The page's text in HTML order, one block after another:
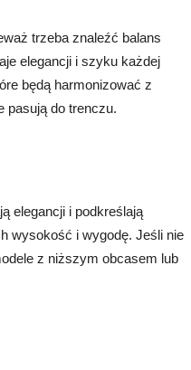
trzeba znaleźć balans
elegancji i szyku każdej
będą harmonizować z
pasują do trenczu.
elegancji i podkreślają
wysokość i wygodę. Jeśli nie
z niższym obcasem lub